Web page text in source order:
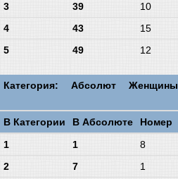
3 39 10
4 43 15
5 49 12
Категория: Абсолют Женщины
В Категории В Абсолюте Номер
1 1 8
2 7 1